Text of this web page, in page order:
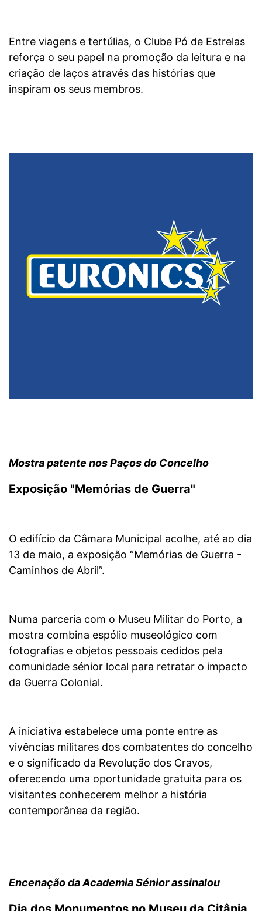
Entre viagens e tertúlias, o Clube Pó de Estrelas
reforça o seu papel na promoção da leitura e na
criação de laços através das histórias que
inspiram os seus membros.
Mostra patente nos Paços do Concelho
Exposição "Memórias de Guerra"
O edifício da Câmara Municipal acolhe, até ao dia
13 de maio, a exposição “Memórias de Guerra -
Caminhos de Abril”.
Numa parceria com o Museu Militar do Porto, a
mostra combina espólio museológico com
fotografias e objetos pessoais cedidos pela
comunidade sénior local para retratar o impacto
da Guerra Colonial.
A iniciativa estabelece uma ponte entre as
vivências militares dos combatentes do concelho
e o significado da Revolução dos Cravos,
oferecendo uma oportunidade gratuita para os
visitantes conhecerem melhor a história
contemporânea da região.
Encenação da Academia Sénior assinalou